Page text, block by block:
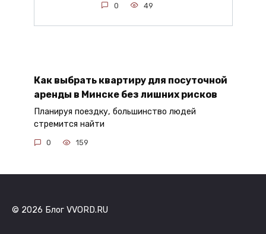
0 49
Как выбрать квартиру для посуточной
аренды в Минске без лишних рисков
Планируя поездку, большинство людей
стремится найти
0 159
© 2026 Блог VVORD.RU